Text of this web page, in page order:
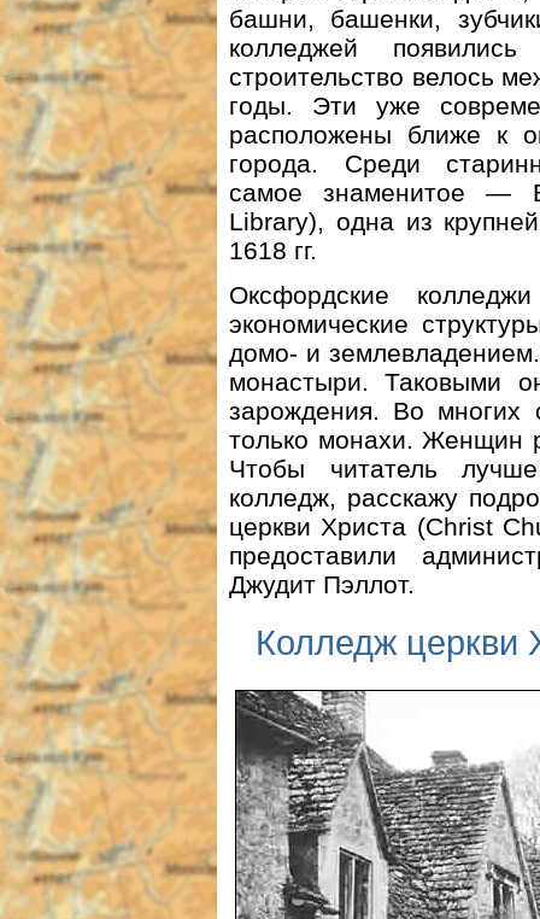
башни, башенки,
колледжей
строительство велось
годы. Эти уже
расположены ближе к
города. Среди
самое знаменитое —
Library), одна из
1618 гг.
Оксфордские
экономические
домо- и
монастыри. Таковыми
зарождения. Во многих
только монахи. Женщин
Чтобы читатель
колледж, расскажу
церкви Христа (Christ
предоставили
Джудит Пэллот.
Колледж церкви